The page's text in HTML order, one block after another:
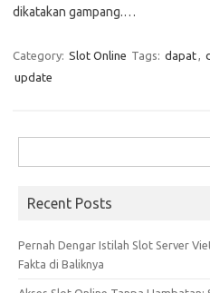
dikatakan gampang.…
Category: Slot Online Tags: dapat,
update
for:
Recent Posts
Pernah Dengar Istilah Slot Server
Fakta di Baliknya